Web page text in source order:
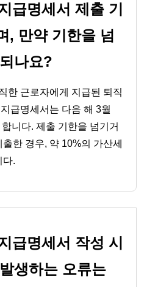
급명세서 제출 기
, 만약 기한을 넘
나요?
한 근로자에게 지급된 퇴직
급명세서는 다음 해 3월
니다. 제출 기한을 넘기거
한 경우, 약 10%의 가산세
다.
급명세서 작성 시
생하는 오류는